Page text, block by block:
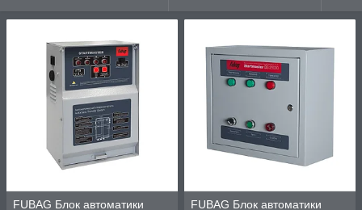
FUBAG Блок автоматики
FUBAG Блок автоматики